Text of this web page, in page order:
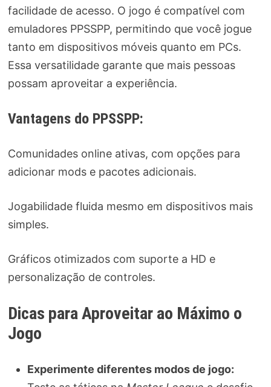
facilidade de acesso. O jogo é compatível com
emuladores PPSSPP, permitindo que você jogue
tanto em dispositivos móveis quanto em PCs.
Essa versatilidade garante que mais pessoas
possam aproveitar a experiência.
Vantagens do PPSSPP:
Comunidades online ativas, com opções para
adicionar mods e pacotes adicionais.
Jogabilidade fluida mesmo em dispositivos mais
simples.
Gráficos otimizados com suporte a HD e
personalização de controles.
Dicas para Aproveitar ao Máximo o
Jogo
Experimente diferentes modos de jogo: